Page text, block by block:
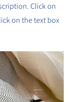
Click on
on the text box